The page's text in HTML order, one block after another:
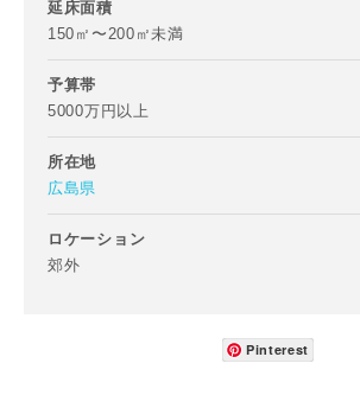
延床面積
150㎡〜200㎡未満
予算帯
5000万円以上
所在地
広島県
ロケーション
郊外
Pinterest
メールアドレス
ご住所